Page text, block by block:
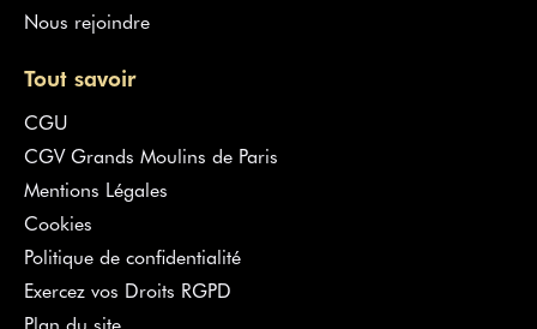
Nous rejoindre
Tout savoir
CGU
CGV Grands Moulins de Paris
Mentions Légales
Cookies
Politique de confidentialité
Exercez vos Droits RGPD
Plan du site